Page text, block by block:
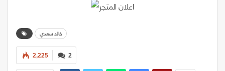
خالد سعدي
2
2,225